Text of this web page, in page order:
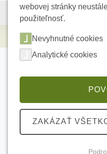
KAMEROVÉ SYSTÉMY
webovej stránky
použiteľnosť.
Nevyhnutné cookies
Analytické cookies
ZAKÁZAŤ